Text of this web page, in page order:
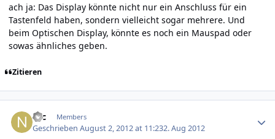
ach ja: Das Display könnte nicht nur ein Anschluss für ein
Tastenfeld haben, sondern vielleicht sogar mehrere. Und
beim Optischen Display, könnte es noch ein Mauspad oder
sowas ähnliches geben.
Zitieren
Nic Members
GeschriebenAugust 2, 2012 at 11:232. Aug 2012